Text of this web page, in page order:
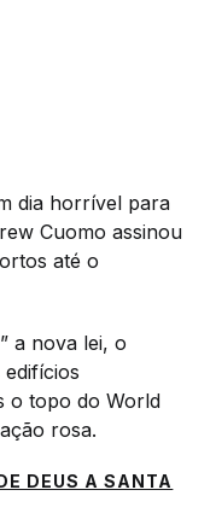
dia horrível para
Cuomo assinou
até o
a nova lei, o
o topo do World
rosa.
DEUS A SANTA